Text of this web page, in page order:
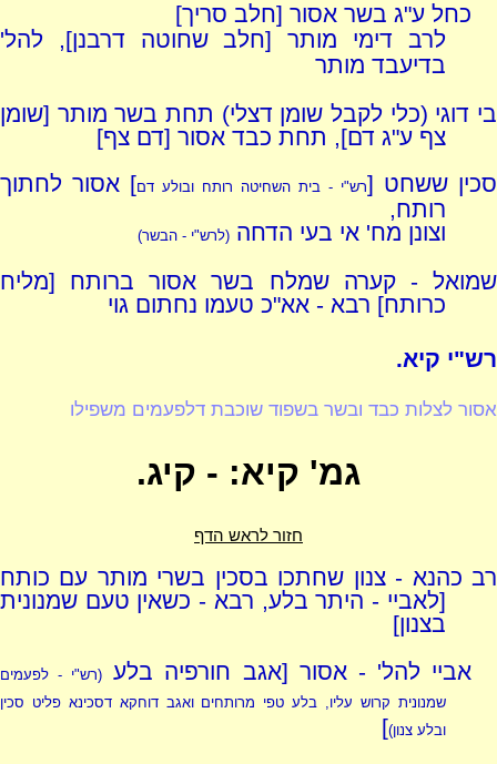
כחל ע"ג בשר אסור [חלב סריך]
לרב דימי מותר [חלב שחוטה דרבנן], להל'
בדיעבד מותר
בי דוגי (כלי לקבל שומן דצלי) תחת בשר מותר [שומן
צף ע"ג דם], תחת כבד אסור [דם צף]
סכין ששחט [רש"י - בית השחיטה רותח ובולע דם] אסור לחתוך
רותח,
וצונן מח' אי בעי הדחה(לרש"י - הבשר)
שמואל - קערה שמלח בשר אסור ברותח [מליח
כרותח] רבא - אא"כ טעמו נחתום גוי
רש"י קיא.
אסור לצלות כבד ובשר בשפוד שוכבת דלפעמים משפילו
גמ' קיא: - קיג.
חזור לראש הדף
רב כהנא - צנון שחתכו בסכין בשרי מותר עם כותח
[לאביי - היתר בלע, רבא - כשאין טעם שמנונית
בצנון]
אביי להל' - אסור [אגב חורפיה בלע
(רש"י - לפעמים
שמנונית קרוש עליו, בלע טפי מרותחים ואגב דוחקא דסכינא פליט סכין
ובלע צנון)]